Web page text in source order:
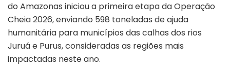
do Amazonas iniciou a primeira etapa da Operação
Cheia 2026, enviando 598 toneladas de ajuda
humanitária para municípios das calhas dos rios
Juruá e Purus, consideradas as regiões mais
impactadas neste ano.